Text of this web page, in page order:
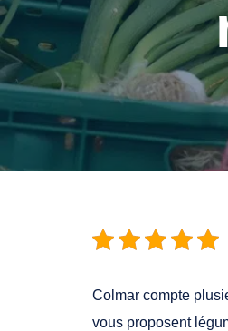
Colmar compte
vous proposent